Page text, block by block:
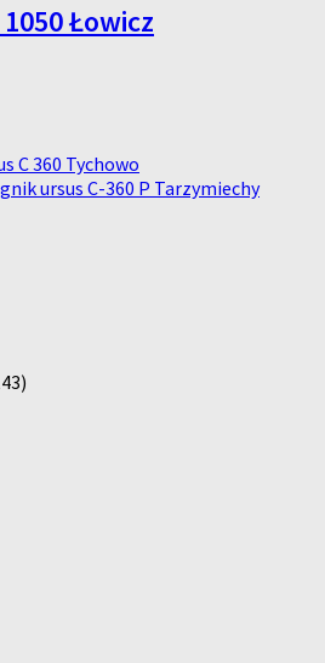
Łowicz
C 360 Tychowo
ursus C-360 P Tarzymiechy